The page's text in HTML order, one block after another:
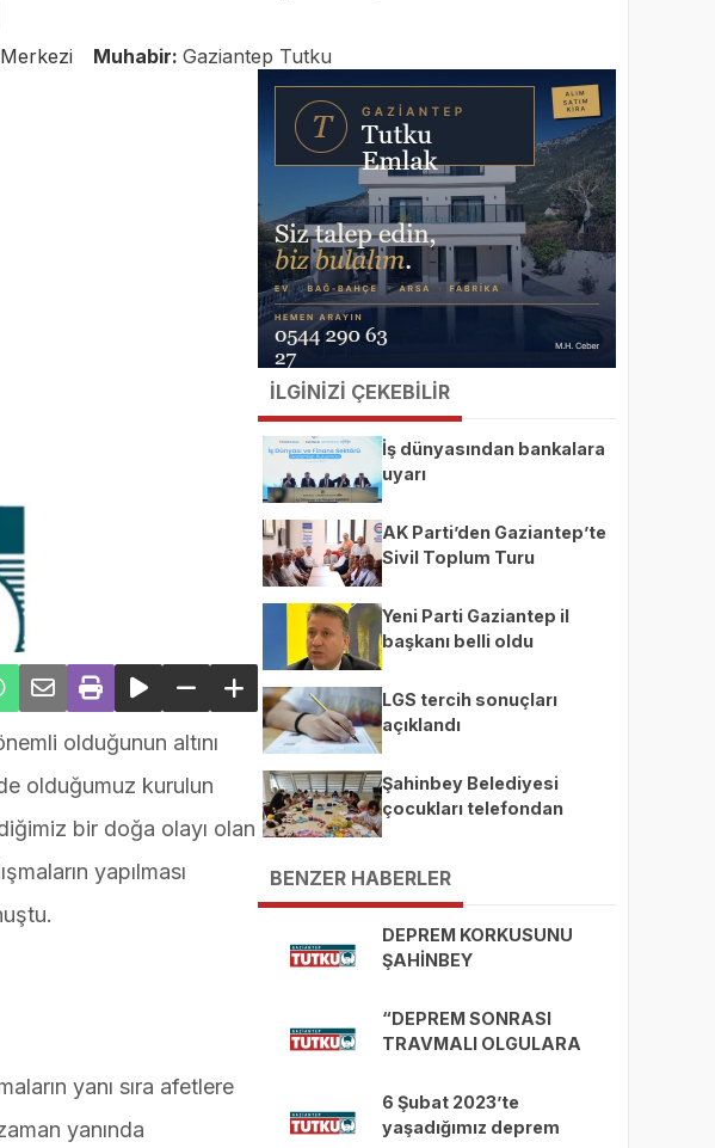
Muhabir: Gaziantep Tutku
olduğunun altını
olduğumuz kurulun
bir doğa olayı olan
yapılması
yanı sıra afetlere
yanında
İLGİNİZİ ÇEKEBİLİR
İş dünyasından bankalara
uyarı
AK Parti’den Gaziantep’te
Sivil Toplum Turu
Yeni Parti Gaziantep il
başkanı belli oldu
LGS tercih sonuçları
açıklandı
Şahinbey Belediyesi
çocukları telefondan
BENZER HABERLER
DEPREM KORKUSUNU
ŞAHİNBEY
TESİSLERİNDE YENDİ
“DEPREM SONRASI
TRAVMALI OLGULARA
6 Şubat 2023’te
yaşadığımız deprem